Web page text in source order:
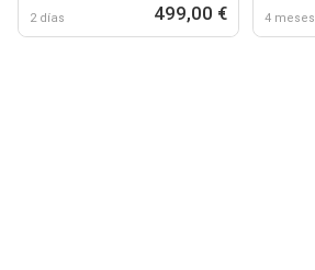
2 días 499,00 € 4 meses